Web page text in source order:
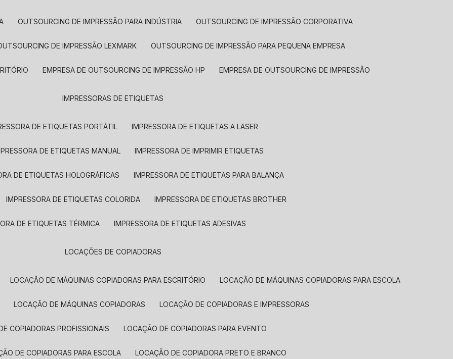
OUTSOURCING DE IMPRESSÃO PARA INDÚSTRIA OUTSOURCING DE IMPRESSÃO CORPORATIVA
OUTSOURCING DE IMPRESSÃO LEXMARK OUTSOURCING DE IMPRESSÃO PARA PEQUENA EMPRESA
EMPRESA DE OUTSOURCING DE IMPRESSÃO HP EMPRESA DE OUTSOURCING DE IMPRESSÃO
IMPRESSORAS DE ETIQUETAS
DE ETIQUETAS PORTÁTIL IMPRESSORA DE ETIQUETAS A LASER
DE ETIQUETAS MANUAL IMPRESSORA DE IMPRIMIR ETIQUETAS
DE ETIQUETAS HOLOGRÁFICAS IMPRESSORA DE ETIQUETAS PARA BALANÇA
IMPRESSORA DE ETIQUETAS COLORIDA IMPRESSORA DE ETIQUETAS BROTHER
DE ETIQUETAS TÉRMICA IMPRESSORA DE ETIQUETAS ADESIVAS
LOCAÇÕES DE COPIADORAS
LOCAÇÃO DE MÁQUINAS COPIADORAS PARA ESCRITÓRIO LOCAÇÃO DE MÁQUINAS COPIADORAS PARA ESCOLA
LOCAÇÃO DE MÁQUINAS COPIADORAS LOCAÇÃO DE COPIADORAS E IMPRESSORAS
COPIADORAS PROFISSIONAIS LOCAÇÃO DE COPIADORAS PARA EVENTO
DE COPIADORAS PARA ESCOLA LOCAÇÃO DE COPIADORA PRETO E BRANCO